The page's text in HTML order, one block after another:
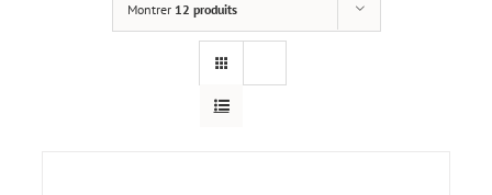
Montrer 12 produits